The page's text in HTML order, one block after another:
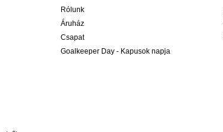
Rólunk
Áruház
Csapat
Goalkeeper Day - Kapusok napja